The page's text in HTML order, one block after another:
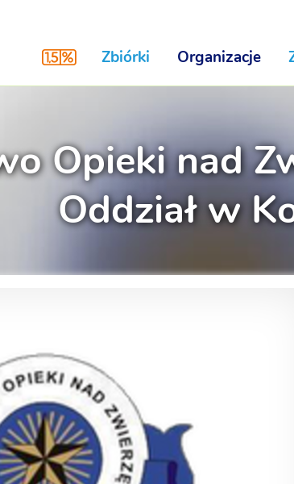
Zbiórki Organizacje
Opieki nad
Oddział w